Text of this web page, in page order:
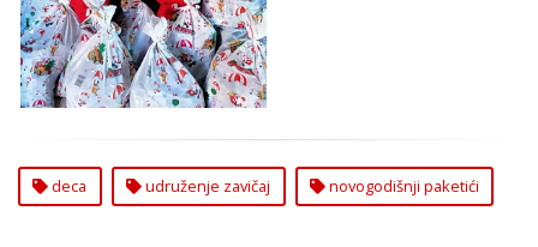
deca udruženje zavičaj novogodišnji paketići